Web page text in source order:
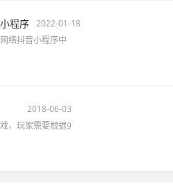
程序 2022-01-18
络抖音小程序中
2018-06-03
，玩家需要根据9